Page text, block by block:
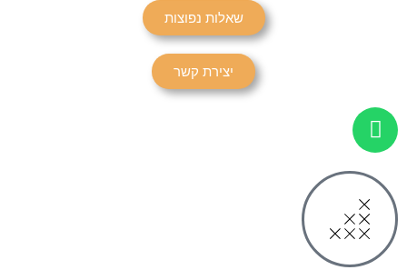
שאלות נפוצות
יצירת קשר